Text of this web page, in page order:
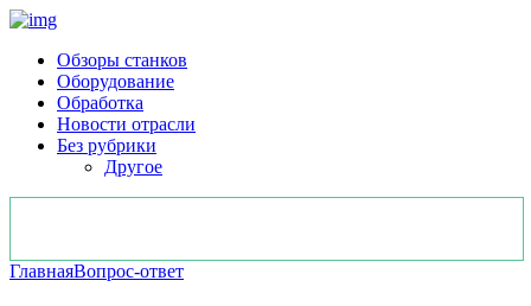
Обзоры станков
Оборудование
Обработка
Новости отрасли
Без рубрики
Другое
ГлавнаяВопрос-ответ